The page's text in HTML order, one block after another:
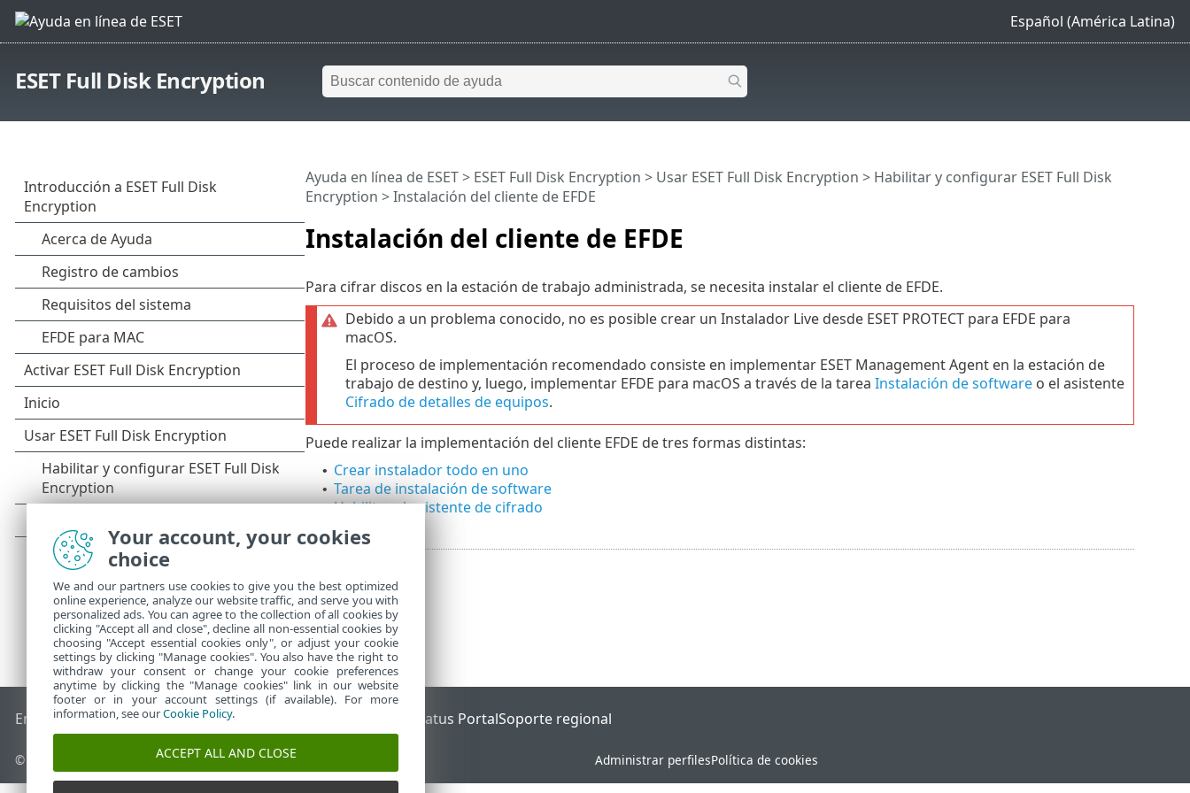
Español (América Latina)
ESET Full Disk Encryption
Instalación del cliente de EFDE
Ayuda en línea de ESET> ESET Full Disk Encryption > Usar ESET Full Disk Encryption > Habilitar y configurar ESET Full Disk
Encryption > Instalación del cliente de EFDE
Para cifrar discos en la estación de trabajo administrada, se necesita instalar el cliente de EFDE.
Debido a un problema conocido, no es posible crear un Instalador Live desde ESET PROTECT para EFDE para
macOS.
El proceso de implementación recomendado consiste en implementar ESET Management Agent en la estación de
trabajo de destino y, luego, implementar EFDE para macOS a través de la tarea Instalación de softwareo el asistente
Cifrado de detalles de equipos.
Puede realizar la implementación del cliente EFDE de tres formas distintas:
• Crear instalador todo en uno
• Tarea de instalación de software
• Habilitar el asistente de cifrado
End of LifeBase de conocimiento de ESET ESET Status PortalSoporte regional
© 1992 - 2026 ESET, spol. s r.o. - Todos los derechos reservados. Administrar perfilesPolítica de cookies
Your account, your cookies
choice
We and our partners use cookies to give you the best optimized
online experience, analyze our website traffic, and serve you with
personalized ads. You can agree to the collection of all cookies by
clicking "Accept all and close", decline all non-essential cookies by
choosing "Accept essential cookies only", or adjust your cookie
settings by clicking "Manage cookies". You also have the right to
withdraw your consent or change your cookie preferences
anytime by clicking the "Manage cookies" link in our website
footer or in your account settings (if available). For more
information, see ourCookie Policy.
ACCEPT ALL AND CLOSE